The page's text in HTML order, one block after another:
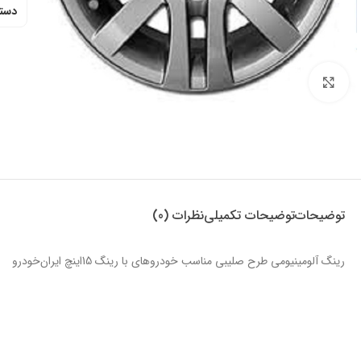
برای بزرگنمایی کلیک کنید
توضیحاتتوضیحات تکمیلینظرات (0)
رینگ آلومینیومی طرح صلیبی مناسب خودروهای با رینگ 15اینچ ایران‌خودرو